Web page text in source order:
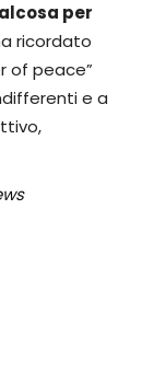
per
ricordato
of peace”
e a